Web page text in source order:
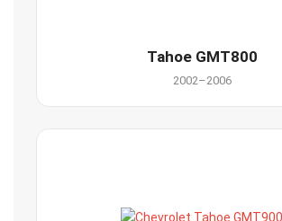
Tahoe GMT800
2002–2006